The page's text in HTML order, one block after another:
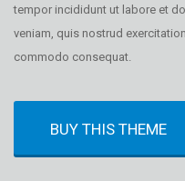
tempor incididunt ut labore et
veniam, quis nostrud
commodo consequat.
BUY THIS THEME